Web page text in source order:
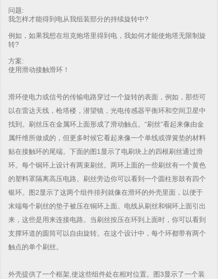
问题:
我怎样才能得到电从我组装部分的持续旋转中?
例如，如果我想在坦克炮塔里得到电，我如何才能使炮塔无限制旋
转?
方案:
使用滑动接触滑环！
滑环使电力或信号的传输电路穿过一个旋转的表面，例如，那些可
以在雷达天线，枪塔楼，潜望镜，光电传感器平衡环和空间卫星中
找到。刷丝压在金属环上面形成了滑动触点。“刷丝”看起来像由金
属纤维所做成的，但更多时候它看起来像一个单线或弹簧垫的材料
贴在接触环的尾端。下面的图1显示了电刷块上的四根刷丝通过滑
环。每个铜环上设计有两束刷丝。两环上面的一些刷丝有一个黄色
的塑料罩隔离高压电路。刷丝旁边你可以看到一个圆柱形鼓有四个
银环。图2显示了这两个组件排列就像在滑环的外壳里面，以便于
末端每个刷丝的垫子被压在铜环上面。电线从刷丝和铜环上面引出
来，这些是用来连接电路。当刷丝按压在环到上面时，你可以看到
支撑环道的圆筒可以自由旋转。在这个设计中，每个环都带有两个
触点的单个刷丝。
外壳提供了一个框架,使这些组件处在相对位置。图3显示了一个装